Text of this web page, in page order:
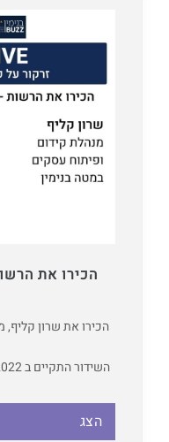
הכירו את
הכירו את שרון
השידור התקיים ב 11.2022
הצג